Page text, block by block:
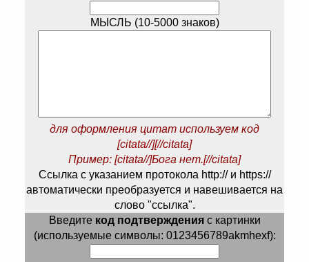
МЫСЛЬ (10-5000 знаков)
для оформления цитат используем код
[citata//][//citata]
Пример: [citata//]Бога нет.[//citata]
Ссылка с указанием протокола http:// и https://
автоматически преобразуется и навешивается на
слово "ссылка".
Введите код подтвержденияс картинки
(используемые символы: 0123456789akmhexf):